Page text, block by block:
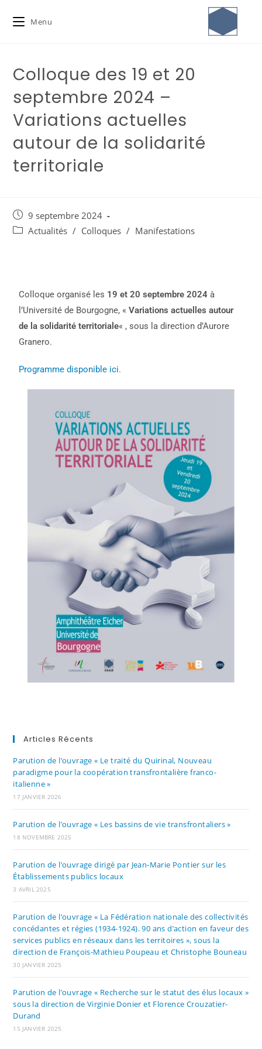
Menu
Colloque des 19 et 20
septembre 2024 –
Variations actuelles
autour de la solidarité
territoriale
9 septembre 2024
Actualités / Colloques / Manifestations
Colloque organisé les 19 et 20 septembre 2024 à
l’Université de Bourgogne, «Variations actuelles autour
de la solidarité territoriale« , sous la direction d’Aurore
Granero.
Programme disponible ici.
Articles Récents
Parution de l’ouvrage « Le traité du Quirinal, Nouveau
paradigme pour la coopération transfrontalière franco-
italienne »
17 JANVIER 2026
Parution de l’ouvrage « Les bassins de vie transfrontaliers »
18 NOVEMBRE 2025
Parution de l’ouvrage dirigé par Jean-Marie Pontier sur les
Établissements publics locaux
3 AVRIL 2025
Parution de l’ouvrage « La Fédération nationale des collectivités
concédantes et régies (1934-1924). 90 ans d’action en faveur des
services publics en réseaux dans les territoires », sous la
direction de François-Mathieu Poupeau et Christophe Bouneau
30 JANVIER 2025
Parution de l’ouvrage « Recherche sur le statut des élus locaux »
sous la direction de Virginie Donier et Florence Crouzatier-
Durand
15 JANVIER 2025